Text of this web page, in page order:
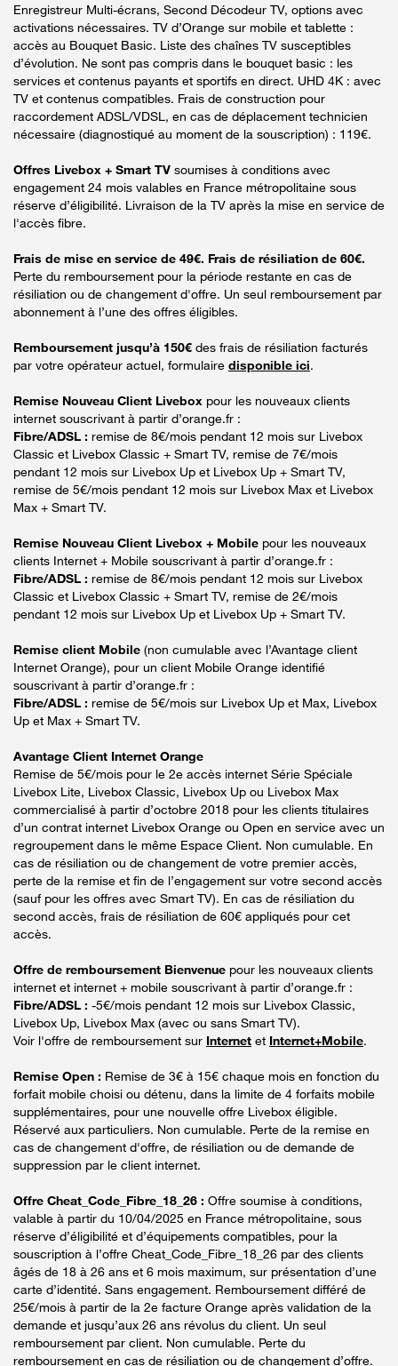
Enregistreur Multi-écrans, Second Décodeur TV, options avec
activations nécessaires. TV d’Orange sur mobile et tablette :
accès au Bouquet Basic. Liste des chaînes TV susceptibles
d’évolution. Ne sont pas compris dans le bouquet basic : les
services et contenus payants et sportifs en direct. UHD 4K : avec
TV et contenus compatibles. Frais de construction pour
raccordement ADSL/VDSL, en cas de déplacement technicien
nécessaire (diagnostiqué au moment de la souscription) : 119€.
Offres Livebox + Smart TV soumises à conditions avec
engagement 24 mois valables en France métropolitaine sous
réserve d’éligibilité. Livraison de la TV après la mise en service de
l'accès fibre.
Frais de mise en service de 49€. Frais de résiliation de 60€.
Perte du remboursement pour la période restante en cas de
résiliation ou de changement d'offre. Un seul remboursement par
abonnement à l’une des offres éligibles.
Remboursement jusqu’à 150€ des frais de résiliation facturés
par votre opérateur actuel, formulaire disponible ici.
Remise Nouveau Client Livebox pour les nouveaux clients
internet souscrivant à partir d’orange.fr :
Fibre/ADSL : remise de 8€/mois pendant 12 mois sur Livebox
Classic et Livebox Classic + Smart TV, remise de 7€/mois
pendant 12 mois sur Livebox Up et Livebox Up + Smart TV,
remise de 5€/mois pendant 12 mois sur Livebox Max et Livebox
Max + Smart TV.
Remise Nouveau Client Livebox + Mobile pour les nouveaux
clients Internet + Mobile souscrivant à partir d’orange.fr :
Fibre/ADSL : remise de 8€/mois pendant 12 mois sur Livebox
Classic et Livebox Classic + Smart TV, remise de 2€/mois
pendant 12 mois sur Livebox Up et Livebox Up + Smart TV.
Remise client Mobile (non cumulable avec l’Avantage client
Internet Orange), pour un client Mobile Orange identifié
souscrivant à partir d’orange.fr :
Fibre/ADSL : remise de 5€/mois sur Livebox Up et Max, Livebox
Up et Max + Smart TV.
Avantage Client Internet Orange
Remise de 5€/mois pour le 2e accès internet Série Spéciale
Livebox Lite, Livebox Classic, Livebox Up ou Livebox Max
commercialisé à partir d’octobre 2018 pour les clients titulaires
d’un contrat internet Livebox Orange ou Open en service avec un
regroupement dans le même Espace Client. Non cumulable. En
cas de résiliation ou de changement de votre premier accès,
perte de la remise et fin de l’engagement sur votre second accès
(sauf pour les offres avec Smart TV). En cas de résiliation du
second accès, frais de résiliation de 60€ appliqués pour cet
accès.
Offre de remboursement Bienvenue pour les nouveaux clients
internet et internet + mobile souscrivant à partir d’orange.fr :
Fibre/ADSL : -5€/mois pendant 12 mois sur Livebox Classic,
Livebox Up, Livebox Max (avec ou sans Smart TV).
Voir l'offre de remboursement sur Internet et Internet+Mobile.
Remise Open : Remise de 3€ à 15€ chaque mois en fonction du
forfait mobile choisi ou détenu, dans la limite de 4 forfaits mobile
supplémentaires, pour une nouvelle offre Livebox éligible.
Réservé aux particuliers. Non cumulable. Perte de la remise en
cas de changement d'offre, de résiliation ou de demande de
suppression par le client internet.
Offre Cheat_Code_Fibre_18_26 : Offre soumise à conditions,
valable à partir du 10/04/2025 en France métropolitaine, sous
réserve d’éligibilité et d’équipements compatibles, pour la
souscription à l’offre Cheat_Code_Fibre_18_26 par des clients
âgés de 18 à 26 ans et 6 mois maximum, sur présentation d’une
carte d’identité. Sans engagement. Remboursement différé de
25€/mois à partir de la 2e facture Orange après validation de la
demande et jusqu’aux 26 ans révolus du client. Un seul
remboursement par client. Non cumulable. Perte du
remboursement en cas de résiliation ou de changement d’offre.